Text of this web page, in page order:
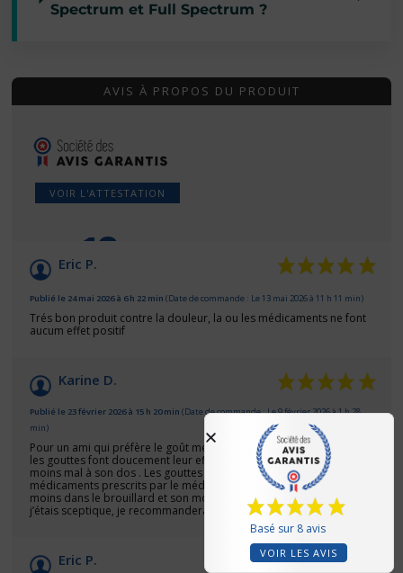
Spectrum et Full Spectrum ?
AVIS À PROPOS DU PRODUIT
VOIR L'ATTESTATION
10
Basé sur 8 avis
Eric P.
Publié le 24 mai 2026 à 6 h 22 min(Date de commande : Le 13 mai 2026 à 11 h 11 min)
Trés bon produit contre la douleur, la ou les médicaments ne font
aucum effet positif
Karine D.
Publié le 23 février 2026 à 15 h 20 min(Date de commande : Le 9 février 2026 à 1 h 28
min)
Pour un ami qui préfère le goût menthe , moins amer que l’original.
les gouttes font doucement leur effet au bout d’une semaine. Il a
moins mal à son dos . Les gouttes remplacent une partie des ses
médicaments prescrits par le médecin extrêmement forts. Il est
moins dans le brouillard et son moral est meilleur . Franchement,
j’étais sceptique, je recommanderai !
Eric P.
Basé sur 8 avis
VOIR LES AVIS